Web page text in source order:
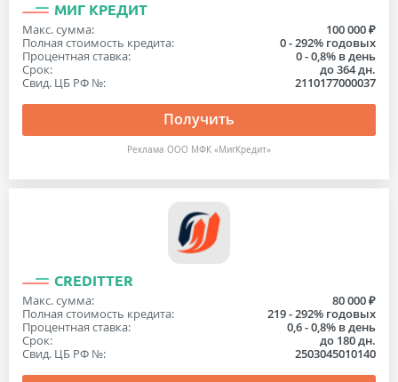
МИГ КРЕДИТ
Макс. сумма:
100 000 ₽
Полная стоимость кредита:
0 - 292% годовых
Процентная ставка:
0 - 0,8% в день
Срок:
до 364 дн.
Свид. ЦБ РФ №:
2110177000037
Получить
Реклама ООО МФК «МигКредит»
CREDITTER
Макс. сумма:
80 000 ₽
Полная стоимость кредита:
219 - 292% годовых
Процентная ставка:
0,6 - 0,8% в день
Срок:
до 180 дн.
Свид. ЦБ РФ №:
2503045010140